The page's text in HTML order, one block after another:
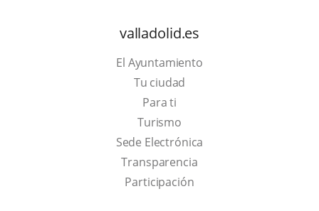
valladolid.es
El Ayuntamiento
Tu ciudad
Para ti
TurismoThis
link
will
open
Sede Electrónica
Transparencia
Participación